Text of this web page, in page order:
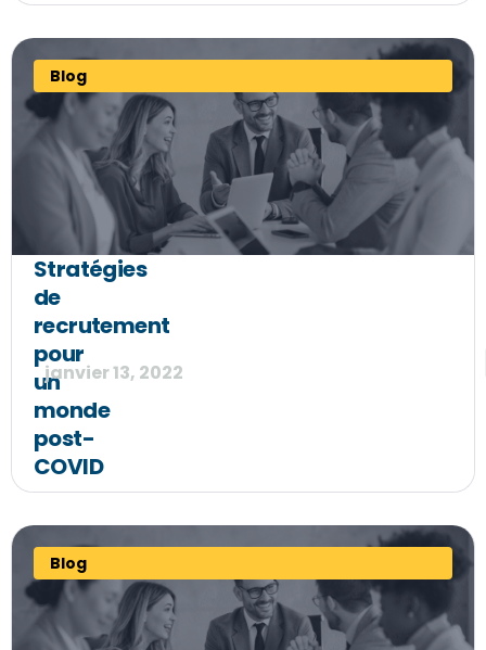
Blog
Stratégies
de
recrutement
pour
un
monde
post-
COVID
janvier 13, 2022
Blog